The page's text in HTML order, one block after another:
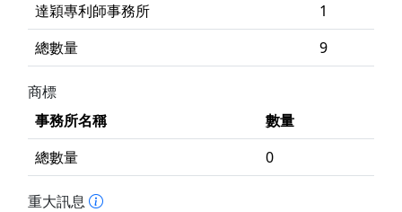
達穎專利師事務所
1
總數量
9
商標
事務所名稱
數量
總數量
0
重大訊息